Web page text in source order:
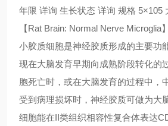
年限 详询 生长状态 详询 规格 5×105
【Rat Brain: Normal Nerve Microglia
小胶质细胞是神经胶质形成的主要功
现在大脑发育早期向成熟阶段转化的
胞死亡时，或在大脑发育的过程中，
受到病理损坏时，神经胶质可做为大
细胞能在II类组织相容性复合体表达